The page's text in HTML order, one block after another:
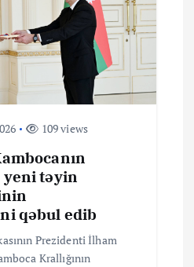
109 views
yeni təyin
qəbul edib
Prezidenti İlham
Krallığının